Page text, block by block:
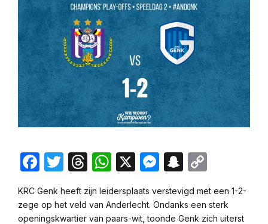
Facebook
Twitter
Threads
WhatsApp
X Messenger
Snapchat
KRC Genk heeft zijn leidersplaats verstevigd met een 1-2-
zege op het veld van Anderlecht. Ondanks een sterk
openingskwartier van paars-wit, toonde Genk zich uiterst